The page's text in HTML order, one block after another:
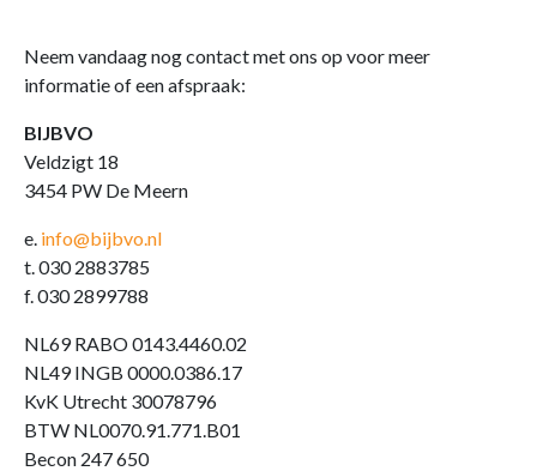
Neem vandaag nog contact met ons op voor meer
informatie of een afspraak:
BIJBVO
Veldzigt 18
3454 PW De Meern
e. info@bijbvo.nl
t. 030 2883785
f. 030 2899788
NL69 RABO 0143.4460.02
NL49 INGB 0000.0386.17
KvK Utrecht 30078796
BTW NL0070.91.771.B01
Becon 247 650